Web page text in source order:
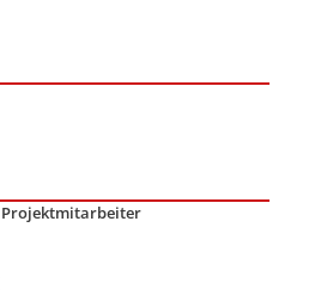
Projektmitarbeiter